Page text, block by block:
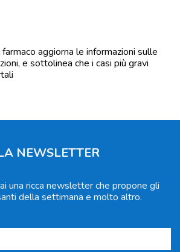
aggiorna le informazioni sulle
e sottolinea che i casi più gravi
NEWSLETTER
una ricca newsletter che propone gli
della settimana e molto altro.